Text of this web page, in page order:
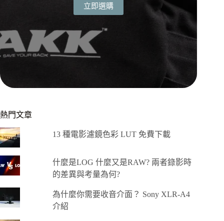
立即選購
熱門文章
13 種電影濾鏡色彩 LUT 免費下載
什麼是LOG 什麼又是RAW? 兩者錄影時
的差異與考量為何?
為什麼你需要收音介面？ Sony XLR-A4
介紹